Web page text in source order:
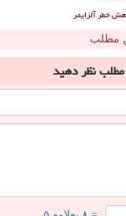
مطلب
نظر دهید